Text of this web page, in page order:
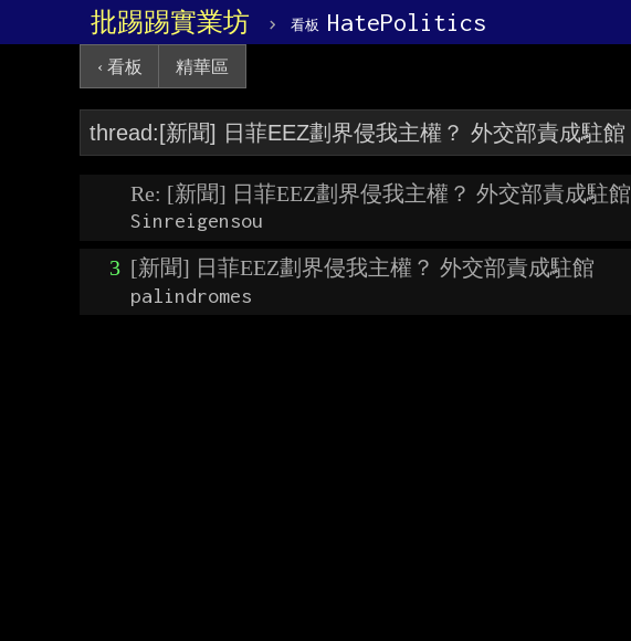
批踢踢實業坊 › 看板 HatePolitics
‹ 看板 精華區
Re: [新聞] 日菲EEZ劃界侵我主權？ 外交部責成駐館
Sinreigensou
3 [新聞] 日菲EEZ劃界侵我主權？ 外交部責成駐館
palindromes